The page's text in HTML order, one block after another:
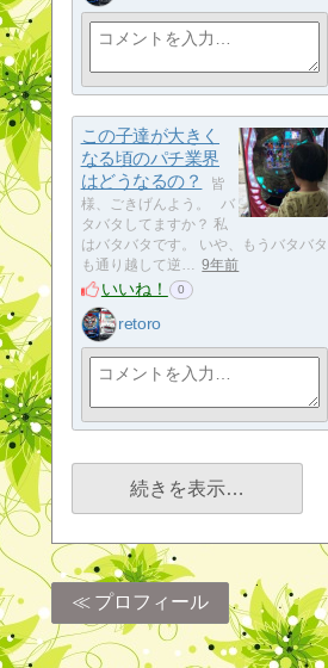
この子達が大きく
なる頃のパチ業界
はどうなるの？
皆
様、ごきげんよう。 バ
タバタしてますか？ 私
はバタバタです。 いや、もうバタバタ
も通り越して逆…
9年前
いいね！ 0
retoro
続きを表示…
プロフィール